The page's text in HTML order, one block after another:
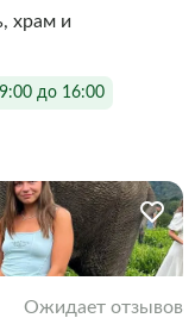
храм и
до 16:00
Ожидает отзывов